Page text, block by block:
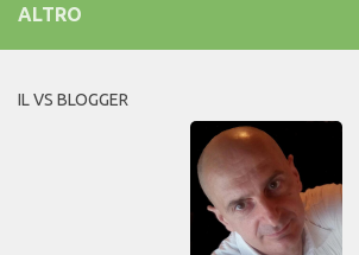
ALTRO
IL VS BLOGGER